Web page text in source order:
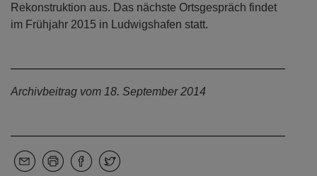
Rekonstruktion aus. Das nächste Ortsgespräch findet
im Frühjahr 2015 in Ludwigshafen statt.
Archivbeitrag vom 18. September 2014